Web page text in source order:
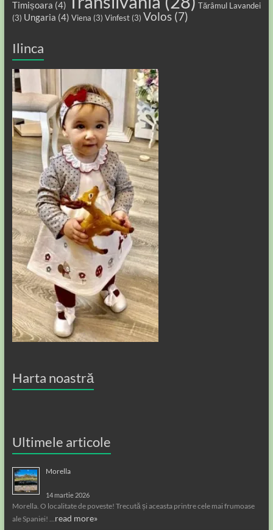
Timișoara (4)
Tărâmul Lavandei
(3) Ungaria (4) Viena (3) Vinfest(3) Volos(7)
Ilinca
Harta noastră
Ultimele articole
Morella
14 martie 2026
Morella. O localitate de poveste! Trecută și aceasta printre cele mai frumoase
ale Spaniei! … read more»